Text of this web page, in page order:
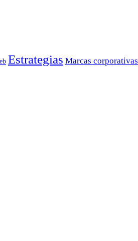
Estrategias Marcas corporativas